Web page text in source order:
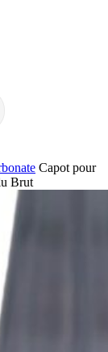
Capot pour
Brut